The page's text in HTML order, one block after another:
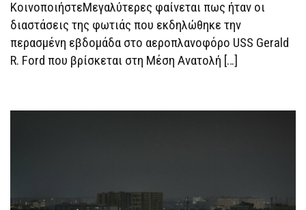
GERALD
R.
FORD,
ΚΟΙΜΟΎΝΤΑΙ
ΣΕ
ΤΡΑΠΈΖΙΑ
ΚοινοποιήστεΜεγαλύτερες φαίνεται πως ήταν οι
διαστάσεις της φωτιάς που εκδηλώθηκε την
περασμένη εβδομάδα στο αεροπλανοφόρο USS Gerald
R. Ford που βρίσκεται στη Μέση Ανατολή […]